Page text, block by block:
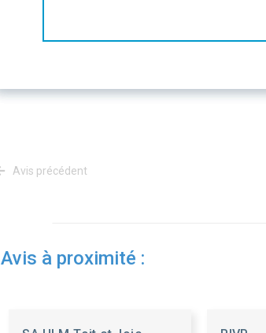
Avis précédent
Avis à proximité :